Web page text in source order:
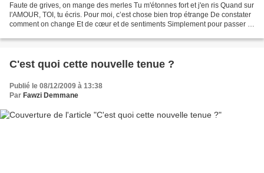
Faute de grives, on mange des merles Tu m'étonnes fort et j'en ris Quand sur
l'AMOUR, TOI, tu écris. Pour moi, c’est chose bien trop étrange De constater
comment on change Et de cœur et de sentiments Simplement pour passer le
C'est quoi cette nouvelle tenue ?
Publié le 08/12/2009 à 13:38
Par Fawzi Demmane